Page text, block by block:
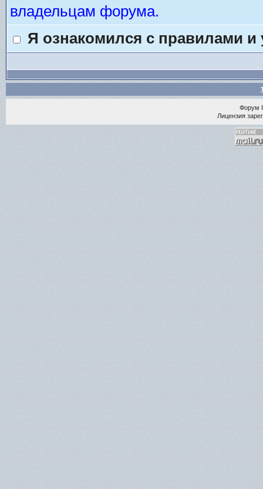
владельцам форума.
Я ознакомился с правилами
Форум
Лицензия